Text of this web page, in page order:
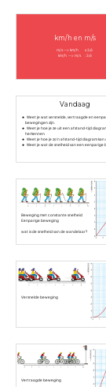
km/h en m/s
m/s --> km/h x 3,6
km/h --> m/s : 3,6
Vandaag
Weet je wat versnelde, vertraagde en
bewegingen zijn.
Weet je hoe je ze uit een afstand-tijd
herkennen
Weet je hoe je zo'n afstand-tijd diagram kan
Weet je wat de snelheid van een eenparige
Beweging met constante snelheid
Eenparige beweging
wat is de snelheid van de wandelaar?
Versnelde beweging
Vertraagde beweging